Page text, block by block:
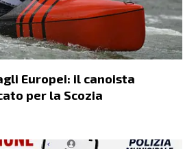
Europei: il canoista
per la Scozia